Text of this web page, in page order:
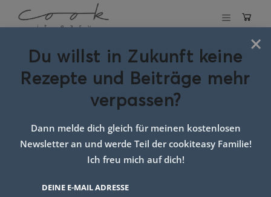
Schlagwort:
rezept für
cremige rote
rüben suppe
×
Du willst in Zukunft keine
Rezepte und Beiträge mehr
verpassen?
Dann melde dich gleich für meinen kostenlosen
Newsletter an und werde Teil der cookiteasy Familie!
Ich freu mich auf dich!
DEINE E-MAIL ADRESSE